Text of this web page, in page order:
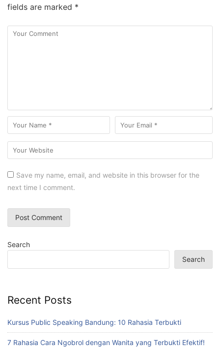
fields are marked *
Save my name, email, and website in this browser for the
next time I comment.
Search
Search
Recent Posts
Kursus Public Speaking Bandung: 10 Rahasia Terbukti
7 Rahasia Cara Ngobrol dengan Wanita yang Terbukti Efektif!